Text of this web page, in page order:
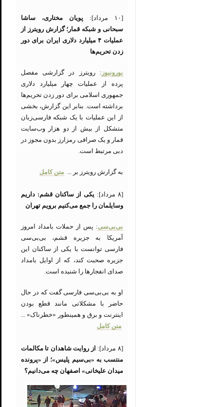
[۱۰ مرداد]:
پویان مختاری، ساشا
سبحانی و شبکه قمار؛ گزارش رویترز از
عملیات ۴ میلیارد دلاری ایران برای دور
زدن تحریم‌ها
یورونیوز : رویترز در گزارشی مفصل
پرده از عملیات چهار میلیارد دلاری
جمهوری اسلامی برای دور زدن تحریم‌ها
برداشته است. بنابر این گزارش، بخشی
از این عملیات با یک شبکه فارسی‌زبان
متشکل از بیش از دو هزار وب‌سایت‌
قمار و یک صرافی رمزارز بدون مجوز در
دبی مرتبط است.
به گزارش رویترز بر ... متن کامل
[۸ مرداد]:
یکی از ساکنان قشم: داریم
وسایلمان را جمع می‌کنیم برویم تهران
بی‌بی‌سی: پس از حملات بامداد امروز
آمریکا به جزیره قشم، بی‌بی‌سی
فارسی توانست با یکی از ساکنان این
جزیره صحبت کند، که از اوایل بامداد
صدای انفجارها را شنیده است.
او به بی‌بی‌سی فارسی گفت که در حال
حاضر با مشکلاتی مانند قطع بودن
اینترنت و برق و همینطور «خطرناک» ...
متن کامل
[۸ مرداد]:
از روایت شاهدان تا مکالمات
منتسب به «بی‌سیم پلیس»؛ از «پرونده
میدان علیخانی» اصفهان چه می‌دانیم؟